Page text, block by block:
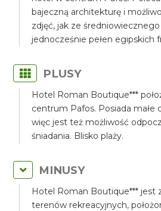
bajeczną architekturę i
zdjęć, jak ze
jednocześnie pełen egipskich
PLUSY
Hotel Roman Boutique***
centrum Pafos. Posiada małe
więc jest też możliwość
śniadania. Blisko plaży.
MINUSY
Hotel Roman Boutique*** jest
terenów rekreacyjnych,